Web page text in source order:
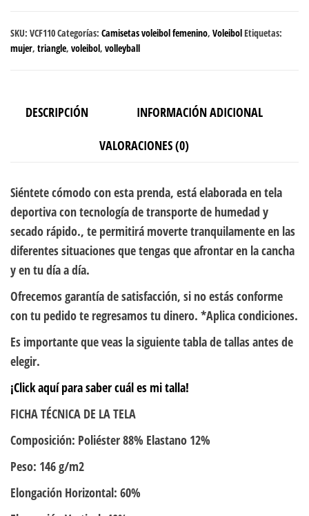
Girl"
femenina
SKU: VCF110Categorías: Camisetas voleibol femenino, VoleibolEtiquetas:
mujer, triangle, voleibol, volleyball
DESCRIPCIÓN
INFORMACIÓN ADICIONAL
VALORACIONES (0)
Siéntete cómodo con esta prenda, está elaborada en tela
deportiva con tecnología de transporte de humedad y
secado rápido., te permitirá moverte tranquilamente en las
diferentes situaciones que tengas que afrontar en la cancha
y en tu día a día.
Ofrecemos garantía de satisfacción, si no estás conforme
con tu pedido te regresamos tu dinero. *Aplica condiciones.
Es importante que veas la siguiente tabla de tallas antes de
elegir.
¡Click aquí para saber cuál es mi talla!
FICHA TÉCNICA DE LA TELA
Composición: Poliéster 88% Elastano 12%
Peso: 146 g/m2
Elongación Horizontal: 60%